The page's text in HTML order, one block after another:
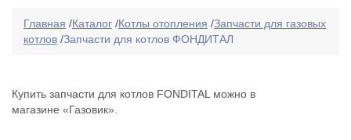
Главная /Каталог /Котлы отопления /Запчасти для газовых
котлов /Запчасти для котлов ФОНДИТАЛ
Купить запчасти для котлов FONDITAL можно в
магазине «Газовик».